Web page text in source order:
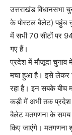
उत्तराखंड विधानसभा
के पोस्टल बैलेट) पहुंच
में सभी 70 सीटों पर
गए हैं।
प्रदेश में मौजूदा चुनाव
मचा हुआ है। इसे लेकर
रहा है। इन सबके बीच
कड़ी में अभी तक
बैलेट मतगणना के समय
किए जाएंगे। मतगणना